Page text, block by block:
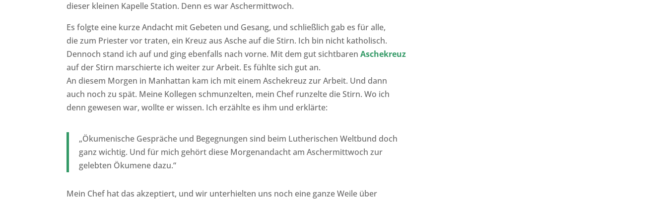
dieser kleinen Kapelle Station. Denn es war Aschermittwoch.
Es folgte eine kurze Andacht mit Gebeten und Gesang, und schließlich gab es für alle,
die zum Priester vor traten, ein Kreuz aus Asche auf die Stirn. Ich bin nicht katholisch.
Dennoch stand ich auf und ging ebenfalls nach vorne. Mit dem gut sichtbarenAschekreuz
auf der Stirn marschierte ich weiter zur Arbeit. Es fühlte sich gut an.
An diesem Morgen in Manhattan kam ich mit einem Aschekreuz zur Arbeit. Und dann
auch noch zu spät. Meine Kollegen schmunzelten, mein Chef runzelte die Stirn. Wo ich
denn gewesen war, wollte er wissen. Ich erzählte es ihm und erklärte:
„Ökumenische Gespräche und Begegnungen sind beim Lutherischen Weltbund doch
ganz wichtig. Und für mich gehört diese Morgenandacht am Aschermittwoch zur
gelebten Ökumene dazu.“
Mein Chef hat das akzeptiert, und wir unterhielten uns noch eine ganze Weile über